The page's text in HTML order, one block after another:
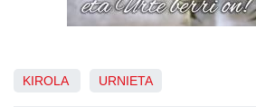
KIROLA URNIETA